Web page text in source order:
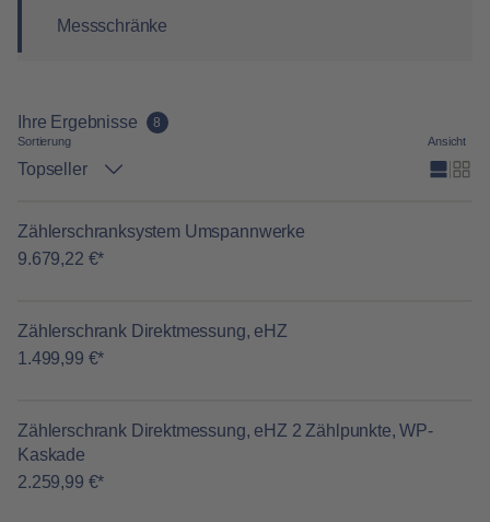
Messschränke
Ihre Ergebnisse 8
Sortierung
Topseller
Ansicht
Zählerschranksystem Umspannwerke
9.679,22 €*
Zählerschrank Direktmessung, eHZ
1.499,99 €*
Zählerschrank Direktmessung, eHZ 2 Zählpunkte, WP-
Kaskade
2.259,99 €*